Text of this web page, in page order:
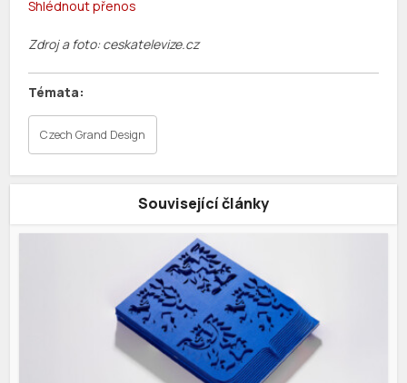
Shlédnout přenos
Zdroj a foto: ceskatelevize.cz
Czech Grand Design
Související články